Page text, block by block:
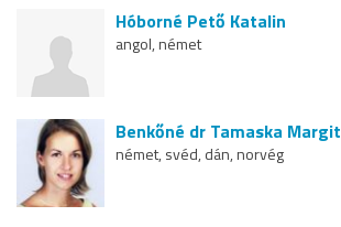
Hóborné Pető Katalin
angol, német
Benkőné dr Tamaska Margit
német, svéd, dán, norvég